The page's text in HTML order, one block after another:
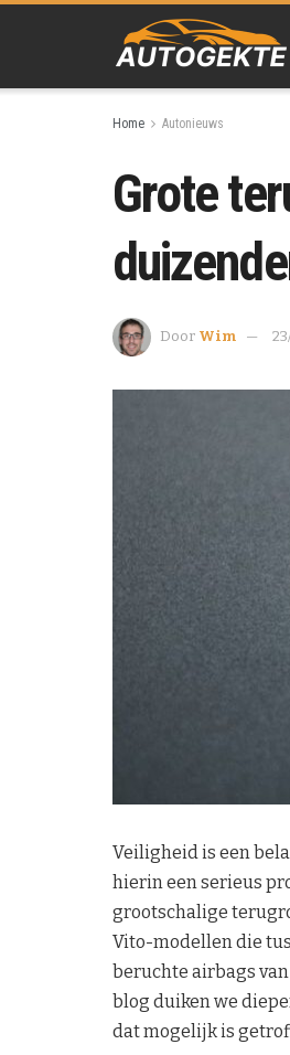
Home Autonieuws
Grote
Door Wim
Veiligheid is een
hierin een serieus
grootschalige
Vito-modellen die
beruchte airbags
blog duiken we
dat mogelijk is